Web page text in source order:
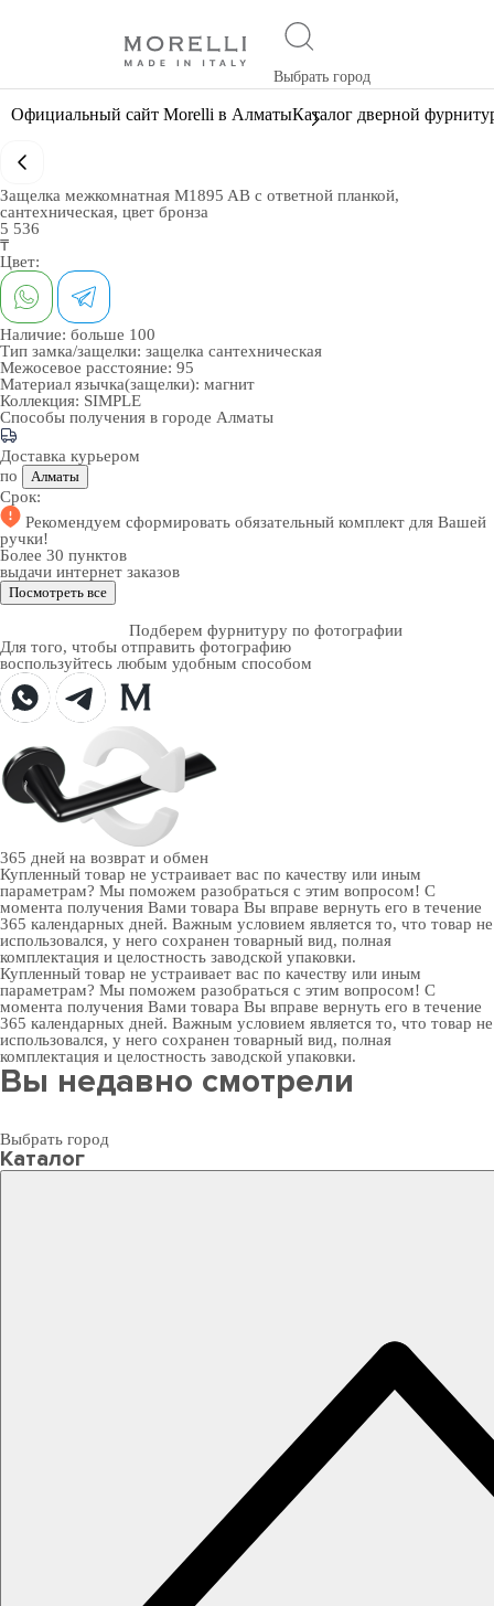
Выбрать город
Официальный сайт Morelli в АлматыКаталог дверной
Защелка межкомнатная M1895 AB с ответной планкой,
сантехническая, цвет бронза
5 536
₸
Цвет:
Наличие: больше 100
Тип замка/защелки: защелка сантехническая
Межосевое расстояние: 95
Материал язычка(защелки): магнит
Коллекция: SIMPLE
Способы получения в городе Алматы
Доставка курьером
по
Алматы
Срок:
Рекомендуем сформировать обязательный комплект для Вашей
ручки!
Более 30 пунктов
выдачи интернет заказов
Посмотреть все
Подберем фурнитуру по фотографии
Для того, чтобы отправить фотографию
воспользуйтесь любым удобным способом
365 дней на возврат и обмен
Купленный товар не устраивает вас по качеству или иным
параметрам? Мы поможем разобраться с этим вопросом! С
момента получения Вами товара Вы вправе вернуть его в течение
365 календарных дней. Важным условием является то, что товар не
использовался, у него сохранен товарный вид, полная
комплектация и целостность заводской упаковки.
Купленный товар не устраивает вас по качеству или иным
параметрам? Мы поможем разобраться с этим вопросом! С
момента получения Вами товара Вы вправе вернуть его в течение
365 календарных дней. Важным условием является то, что товар не
использовался, у него сохранен товарный вид, полная
комплектация и целостность заводской упаковки.
Вы недавно смотрели
Выбрать город
Каталог